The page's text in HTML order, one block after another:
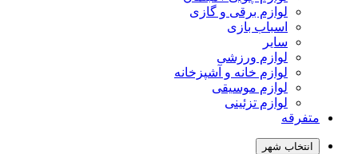
لوازم برقی و گازی
اسباب بازی
سایر
لوازم ورزشی
لوازم خانه و آشپزخانه
لوازم موسیقی
لوازم تزئینی
متفرقه
انتخاب شهر